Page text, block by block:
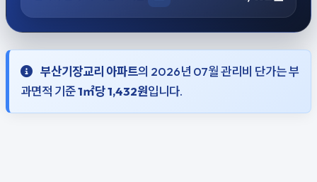
부산기장교리 아파트의 2026년 07월 관리비 단가는 부
과면적 기준1㎡당 1,432원입니다.